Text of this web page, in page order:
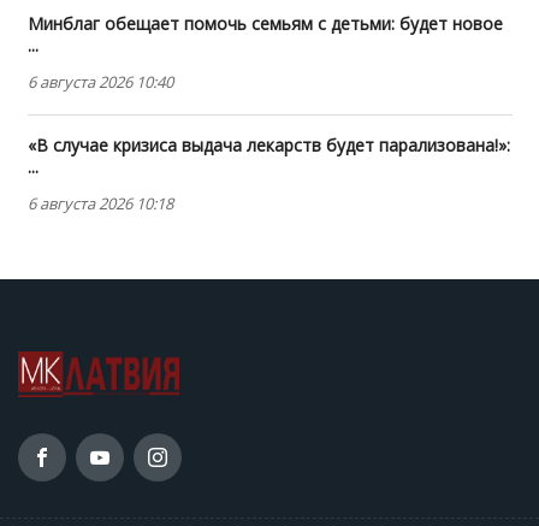
Минблаг обещает помочь семьям с детьми: будет новое
...
6 августа 2026 10:40
«В случае кризиса выдача лекарств будет парализована!»:
...
6 августа 2026 10:18